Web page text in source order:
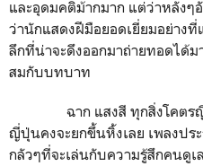
และอุดมคติม้ากมาก แต่ว่าหลัง
ว่านักแสดงฝีมือยอดเยี่ยมอย่าง
ลึกที่น่าจะดึงออกมาถ่ายทอดได้
สมกับบทบาท
ฉาก แสงสี ทุกสิ่งโคตรญี่
ญี่ปุ่นคงจะยกขึ้นหิ้งเลย เพลงปร
กลัวๆที่จะเล่นกับความรู้สึกคนดูเ